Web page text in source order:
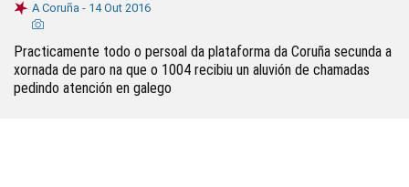
A Coruña - 14 Out 2016
Practicamente todo o persoal da plataforma da Coruña secunda a
xornada de paro na que o 1004 recibiu un aluvión de chamadas
pedindo atención en galego